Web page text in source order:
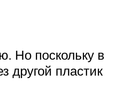
Но поскольку в
другой пластик